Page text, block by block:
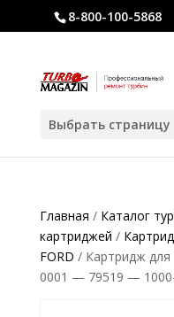
8-800-100-5868
Выбрать страницу
Главная / Каталог
картриджей /
FORD / Картридж
0001 — 79519 —